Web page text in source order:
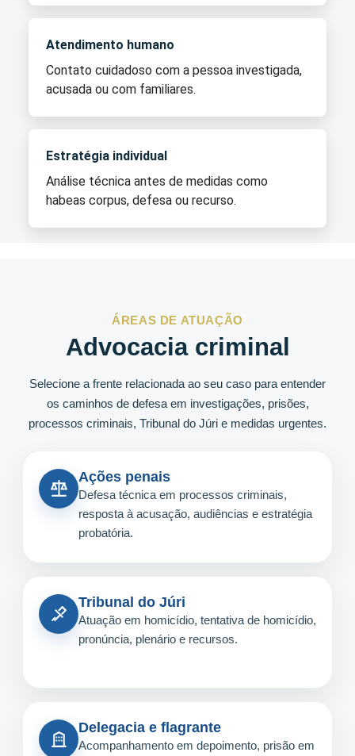
Atendimento humano
Contato cuidadoso com a pessoa investigada,
acusada ou com familiares.
Estratégia individual
Análise técnica antes de medidas como
habeas corpus, defesa ou recurso.
ÁREAS DE ATUAÇÃO
Advocacia criminal
Selecione a frente relacionada ao seu caso para entender
os caminhos de defesa em investigações, prisões,
processos criminais, Tribunal do Júri e medidas urgentes.
Ações penais
Defesa técnica em processos criminais,
resposta à acusação, audiências e estratégia
probatória.
Tribunal do Júri
Atuação em homicídio, tentativa de homicídio,
pronúncia, plenário e recursos.
Delegacia e flagrante
Acompanhamento em depoimento, prisão em